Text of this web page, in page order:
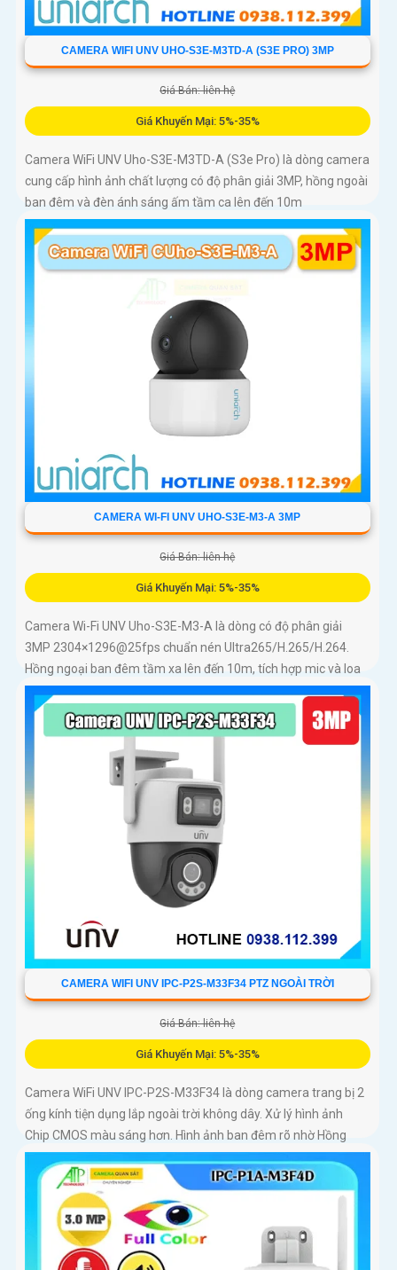
CAMERA WIFI UNV UHO-S3E-M3TD-A (S3E PRO) 3MP
Giá Bán: liên hệ
Giá Khuyến Mại: 5%-35%
Camera WiFi UNV Uho-S3E-M3TD-A (S3e Pro) là dòng camera
cung cấp hình ảnh chất lượng có độ phân giải 3MP, hồng ngoài
ban đêm và đèn ánh sáng ấm tầm ca lên đến 10m
CAMERA WI-FI UNV UHO-S3E-M3-A 3MP
Giá Bán: liên hệ
Giá Khuyến Mại: 5%-35%
Camera Wi-Fi UNV Uho-S3E-M3-A là dòng có độ phân giải
3MP 2304×1296@25fps chuẩn nén Ultra265/H.265/H.264.
Hồng ngoại ban đêm tầm xa lên đến 10m, tích hợp mic và loa
trong phạm vi 3m
CAMERA WIFI UNV IPC-P2S-M33F34 PTZ NGOÀI TRỜI
Giá Bán: liên hệ
Giá Khuyến Mại: 5%-35%
Camera WiFi UNV IPC-P2S-M33F34 là dòng camera trang bị 2
ống kính tiện dụng lắp ngoài trời không dây. Xử lý hình ảnh
Chip CMOS màu sáng hơn. Hình ảnh ban đêm rõ nhờ Hồng
Ngoại 30m